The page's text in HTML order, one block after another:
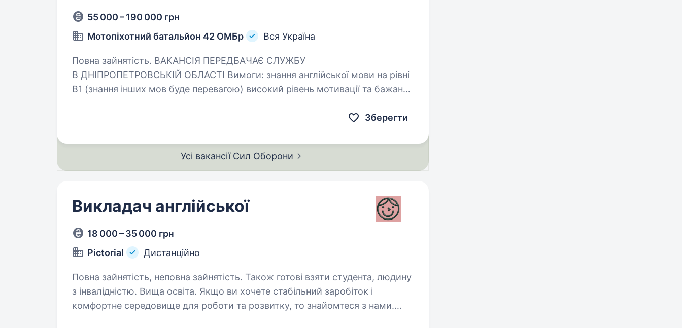
55 000 – 190 000 грн
Мотопіхотний батальйон 42 ОМБр
Вся Україна
Повна зайнятість. ВАКАНСІЯ ПЕРЕДБАЧАЄ СЛУЖБУ
В ДНІПРОПЕТРОВСЬКІЙ ОБЛАСТІ Вимоги: знання англійської мови на рівні
B1 (знання інших мов буде перевагою) високий рівень мотивації та бажання
Зберегти
Усі вакансії Сил Оборони
Викладач англійської
18 000 – 35 000 грн
Pictorial
Дистанційно
Повна зайнятість, неповна зайнятість. Також готові взяти студента, людину
з інвалідністю. Вища освіта. Якщо ви хочете стабільний заробіток і
комфортне середовище для роботи та розвитку, то знайомтеся з нами.